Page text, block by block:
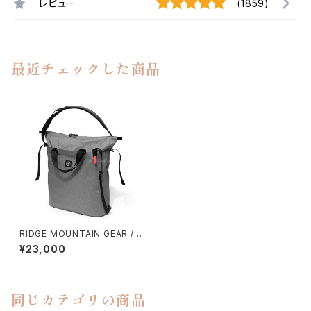
レビュー (1859)
最近チェックした商品
RIDGE MOUNTAIN GEAR / E
VERY TOTE（GREY）
¥23,000
同じカテゴリの商品